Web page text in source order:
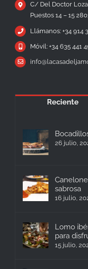
C/ Del Doctor
Puestos 14 – 15
Llámanos: +34 914
Móvil: +34 635 441
Reciente
26 julio,
sabrosa
16 julio,
Lomo
para
15 julio,